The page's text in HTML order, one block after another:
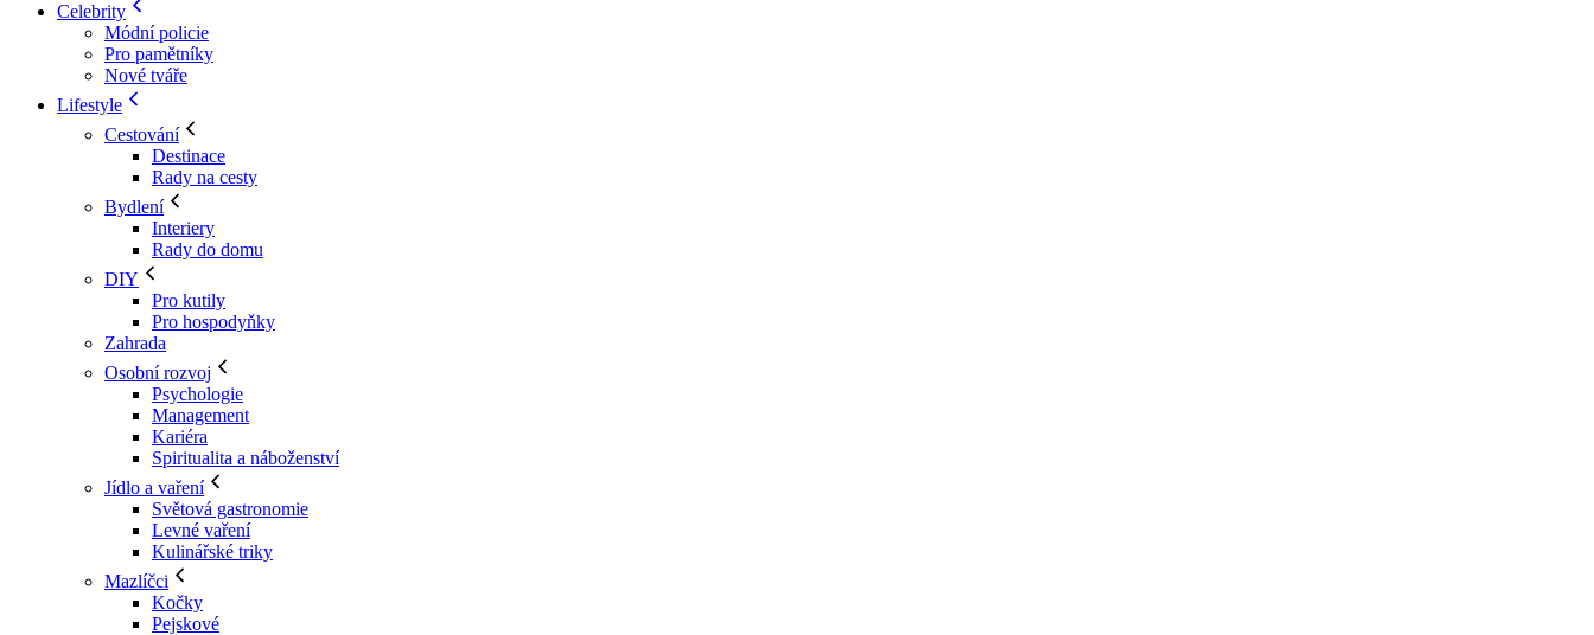
Celebrity
Módní policie
Pro pamětníky
Nové tváře
Lifestyle
Cestování
Destinace
Rady na cesty
Bydlení
Interiery
Rady do domu
DIY
Pro kutily
Pro hospodyňky
Zahrada
Osobní rozvoj
Psychologie
Management
Kariéra
Spiritualita a náboženství
Jídlo a vaření
Světová gastronomie
Levné vaření
Kulinářské triky
Mazlíčci
Kočky
Pejskové